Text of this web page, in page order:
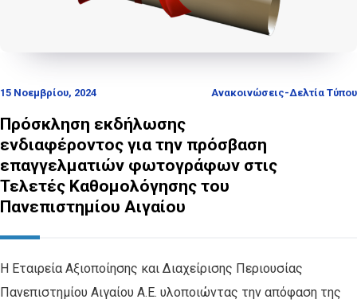
15 Νοεμβρίου, 2024 Ανακοινώσεις-Δελτία Τύπου
Πρόσκληση εκδήλωσης
ενδιαφέροντος για την πρόσβαση
επαγγελματιών φωτογράφων στις
Τελετές Καθομολόγησης του
Πανεπιστημίου Αιγαίου
Η Εταιρεία Αξιοποίησης και Διαχείρισης Περιουσίας
Πανεπιστημίου Αιγαίου Α.Ε. υλοποιώντας την απόφαση της